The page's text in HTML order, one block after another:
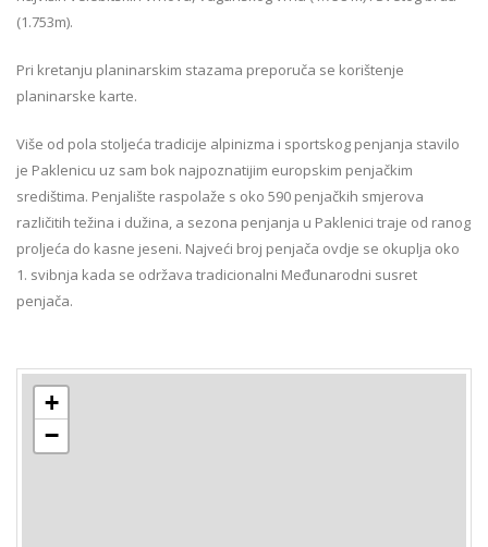
(1.753m).
Pri kretanju planinarskim stazama preporuča se korištenje
planinarske karte.
Više od pola stoljeća tradicije alpinizma i sportskog penjanja stavilo
je Paklenicu uz sam bok najpoznatijim europskim penjačkim
središtima. Penjalište raspolaže s oko 590 penjačkih smjerova
različitih težina i dužina, a sezona penjanja u Paklenici traje od ranog
proljeća do kasne jeseni. Najveći broj penjača ovdje se okuplja oko
1. svibnja kada se održava tradicionalni Međunarodni susret
penjača.
+
−